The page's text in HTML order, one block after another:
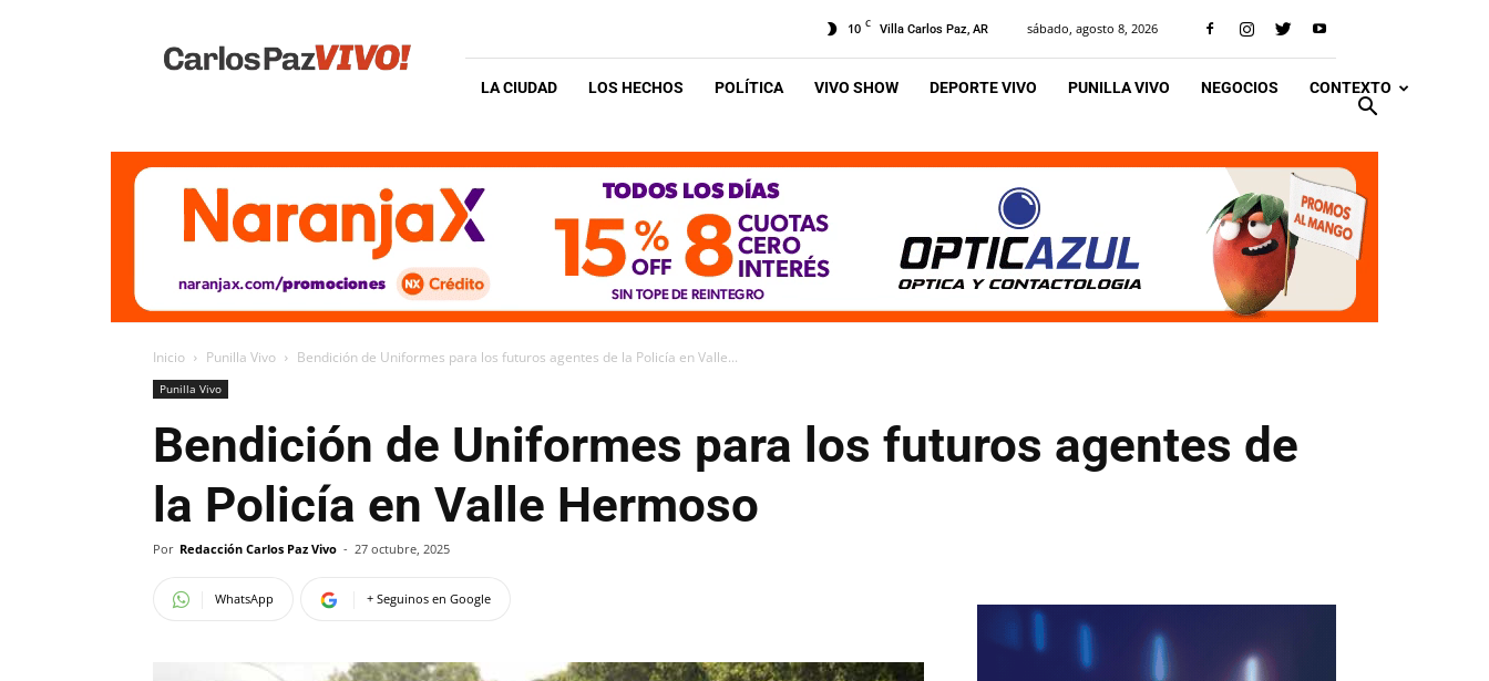
Vivo
10 C Villa Carlos Paz, AR sábado, agosto 8, 2026
LA CIUDAD LOS HECHOS POLÍTICA VIVO SHOW DEPORTE VIVO PUNILLA VIVO NEGOCIOS CONTEXTO
Inicio Punilla Vivo Bendición de Uniformes para los futuros agentes de la Policía en Valle...
Punilla Vivo
Bendición de Uniformes para los futuros agentes de
la Policía en Valle Hermoso
Por Redacción Carlos Paz Vivo - 27 octubre, 2025
WhatsApp + Seguinos en Google